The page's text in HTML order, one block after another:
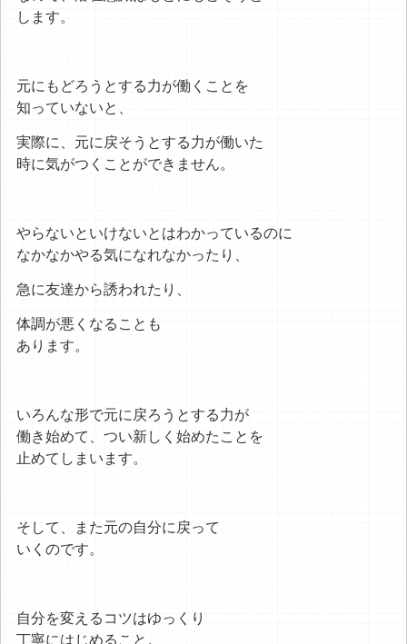
します。
元にもどろうとする力が働くことを
知っていないと、
実際に、元に戻そうとする力が働いた
時に気がつくことができません。
やらないといけないとはわかっているのに
なかなかやる気になれなかったり、
急に友達から誘われたり、
体調が悪くなることも
あります。
いろんな形で元に戻ろうとする力が
働き始めて、つい新しく始めたことを
止めてしまいます。
そして、また元の自分に戻って
いくのです。
自分を変えるコツはゆっくり
丁寧にはじめること。